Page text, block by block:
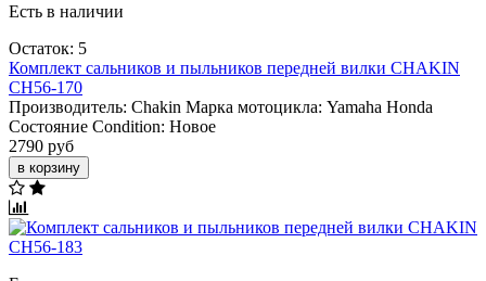
Есть в наличии
Остаток: 5
Комплект сальников и пыльников передней вилки CHAKIN
CH56-170
Производитель: Chakin Марка мотоцикла: Yamaha Honda
Состояние Condition: Новое
2790 руб
в корзину